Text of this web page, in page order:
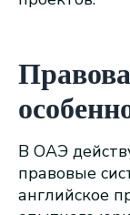
В ОАЭ
правовые
английское